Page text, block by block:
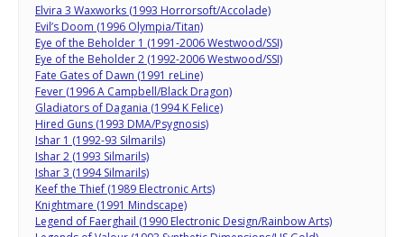
Elvira 3 Waxworks (1993 Horrorsoft/Accolade)
Evil’s Doom (1996 Olympia/Titan)
Eye of the Beholder 1 (1991-2006 Westwood/SSI)
Eye of the Beholder 2 (1992-2006 Westwood/SSI)
Fate Gates of Dawn (1991 reLine)
Fever (1996 A Campbell/Black Dragon)
Gladiators of Dagania (1994 K Felice)
Hired Guns (1993 DMA/Psygnosis)
Ishar 1 (1992-93 Silmarils)
Ishar 2 (1993 Silmarils)
Ishar 3 (1994 Silmarils)
Keef the Thief (1989 Electronic Arts)
Knightmare (1991 Mindscape)
Legend of Faerghail (1990 Electronic Design/Rainbow Arts)